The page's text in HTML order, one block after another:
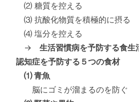
⑵ 糖質を控える
⑶ 抗酸化物質を積極的に摂る
⑷ 塩分を控える
→ 生活習慣病を予防する食生
認知症を予防する５つの食材
⑴ 青魚
脳にゴミが溜まるのを防ぐ